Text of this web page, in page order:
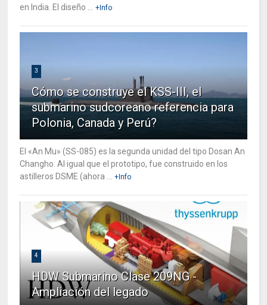
en India. El diseño ...
+Info
3
Cómo se construye el KSS-III, el
submarino sudcoreano referencia para
Polonia, Canada y Perú?
El «An Mu» (SS-085) es la segunda unidad del tipo Dosan An
Changho. Al igual que el prototipo, fue construido en los
astilleros DSME (ahora ...
+Info
4
HDW Submarino Clase 209NG -
Ampliación del legado